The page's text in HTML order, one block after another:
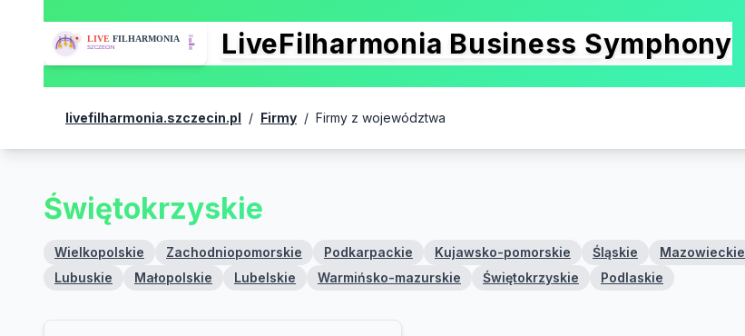
LiveFilharmonia Business Symphony
livefilharmonia.szczecin.pl / Firmy / Firmy z województwa
Świętokrzyskie
Wielkopolskie Zachodniopomorskie Podkarpackie Kujawsko-pomorskie Śląskie Mazowieckie
Lubuskie
Małopolskie Lubelskie Warmińsko-mazurskie Świętokrzyskie Podlaskie